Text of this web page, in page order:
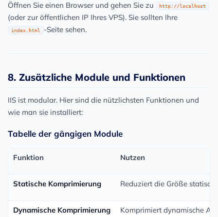
Öffnen Sie einen Browser und gehen Sie zu http://localhost
(oder zur öffentlichen IP Ihres VPS). Sie sollten Ihre
index.html -Seite sehen.
8. Zusätzliche Module und Funktionen
IIS ist modular. Hier sind die nützlichsten Funktionen und
wie man sie installiert:
Tabelle der gängigen Module
Funktion Nutzen
Statische Komprimierung Reduziert die Größe
Dynamische Komprimierung Komprimiert dynamische